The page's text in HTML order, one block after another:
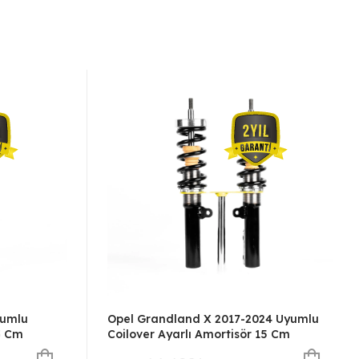
Cm
Opel Grandland X 2017-2024 Uyumlu
Coilover Ayarlı Amortisör 15 Cm